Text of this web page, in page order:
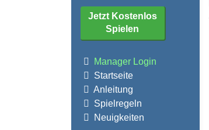
Jetzt Kostenlos
Spielen
Manager Login
Startseite
Anleitung
Spielregeln
Neuigkeiten